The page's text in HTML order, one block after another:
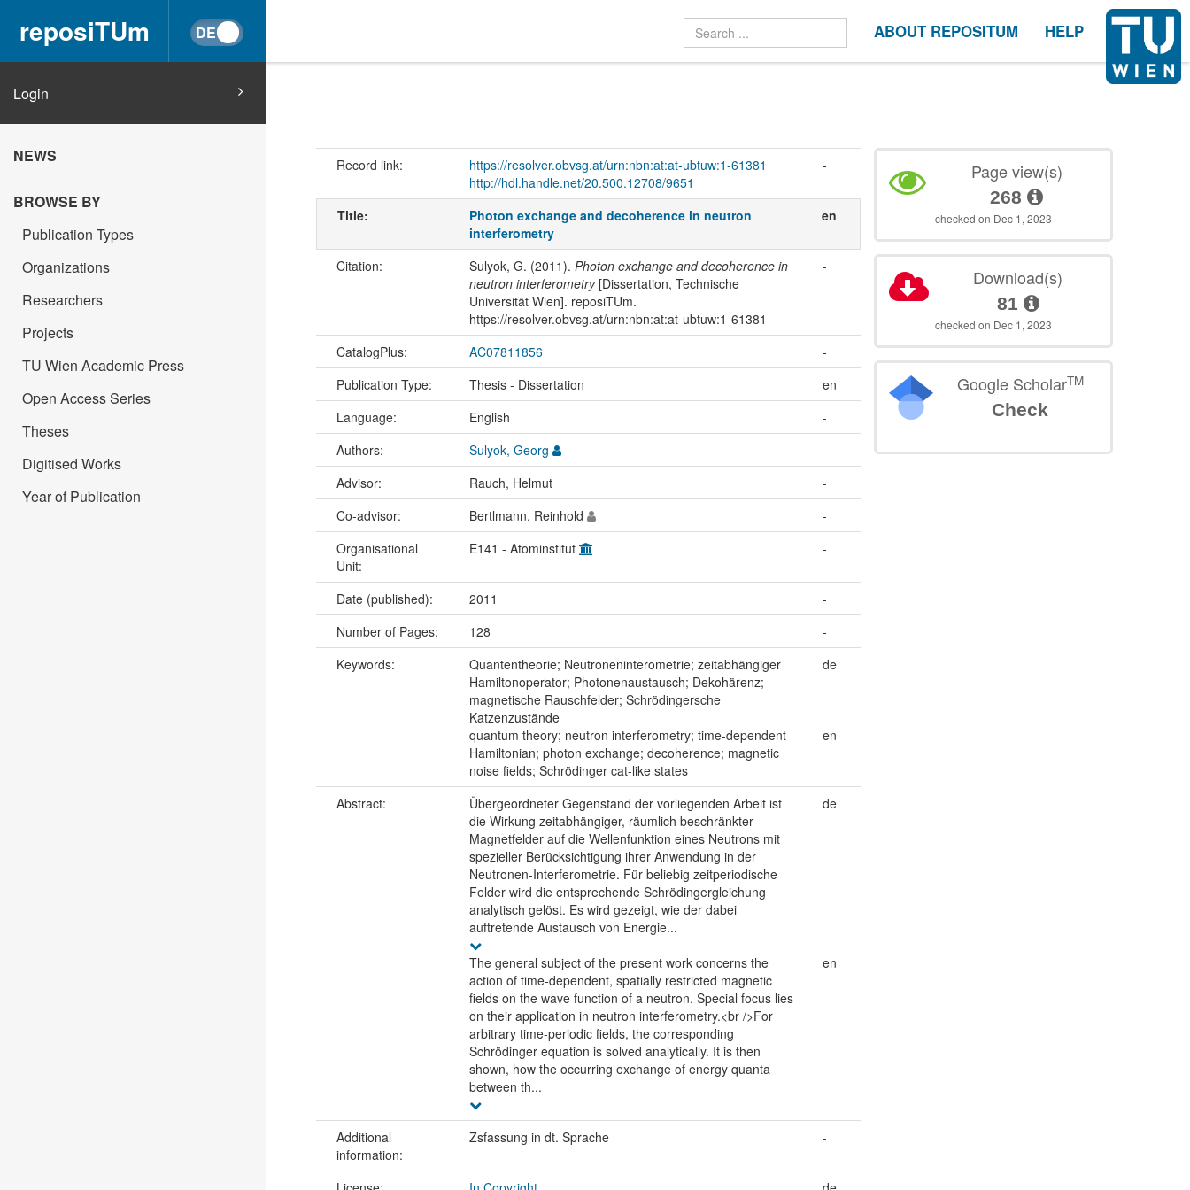
reposiTUm ABOUT REPOSITUM HELP
Login
NEWS
BROWSE BY
Publication Types
Organizations
Researchers
Projects
TU Wien Academic Press
Open Access Series
Theses
Digitised Works
Year of Publication
Record link:
https://resolver.obvsg.at/urn:nbn:at:at-ubtuw:1-61381
http://hdl.handle.net/20.500.12708/9651
-
Title:
Photon exchange and decoherence in neutron
interferometry
en
Citation: Sulyok, G. (2011). Photon exchange and decoherence in
neutron interferometry[Dissertation, Technische
Universität Wien]. reposiTUm.
https://resolver.obvsg.at/urn:nbn:at:at-ubtuw:1-61381
-
CatalogPlus: AC07811856
-
Publication Type:
Thesis - Dissertation
en
Language:
English
-
Authors:
Sulyok, Georg
-
Advisor:
Rauch, Helmut
-
Co-advisor:
Bertlmann, Reinhold
-
Organisational
Unit:
E141 - Atominstitut -
Date (published): 2011
-
Number of Pages:
128
-
Keywords:
Quantentheorie; Neutroneninterometrie; zeitabhängiger
Hamiltonoperator; Photonenaustausch; Dekohärenz;
magnetische Rauschfelder; Schrödingersche
Katzenzustände
de
quantum theory; neutron interferometry; time-dependent
Hamiltonian; photon exchange; decoherence; magnetic
noise fields; Schrödinger cat-like states
en
Abstract:
Übergeordneter Gegenstand der vorliegenden Arbeit ist
die Wirkung zeitabhängiger, räumlich beschränkter
Magnetfelder auf die Wellenfunktion eines Neutrons mit
spezieller Berücksichtigung ihrer Anwendung in der
Neutronen-Interferometrie. Für beliebig zeitperiodische
Felder wird die entsprechende Schrödingergleichung
analytisch gelöst. Es wird gezeigt, wie der dabei
auftretende Austausch von Energie...
de
The general subject of the present work concerns the
action of time-dependent, spatially restricted magnetic
fields on the wave function of a neutron. Special focus lies
on their application in neutron interferometry.<br />For
arbitrary time-periodic fields, the corresponding
Schrödinger equation is solved analytically. It is then
shown, how the occurring exchange of energy quanta
between th...
en
Additional
information:
Zsfassung in dt. Sprache -
Page view(s)
268
checked on Dec 1, 2023
Download(s)
81
checked on Dec 1, 2023
Google ScholarTM
Check